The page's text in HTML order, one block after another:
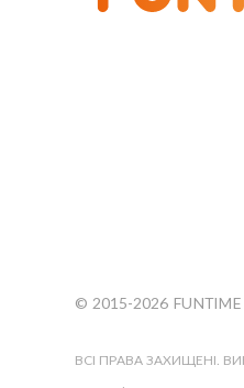
© 2015-2026 FUNTIME
ВСІ ПРАВА ЗАХИЩЕНІ.